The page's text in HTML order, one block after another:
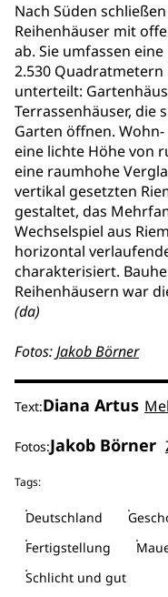
Nach Süden
Reihenhäuser mit
ab. Sie umfassen
2.530 Quadratmetern
unterteilt:
Terrassenhäuser, die
Garten öffnen.
eine lichte Höhe von
eine raumhohe
vertikal gesetzten
gestaltet, das
Wechselspiel aus
horizontal
charakterisiert.
Reihenhäusern war
(da)
Fotos:Jakob Börner
Text:Diana Artus
Fotos:Jakob Börner
Tags:
Deutschland
Fertigstellung
Schlicht und gut